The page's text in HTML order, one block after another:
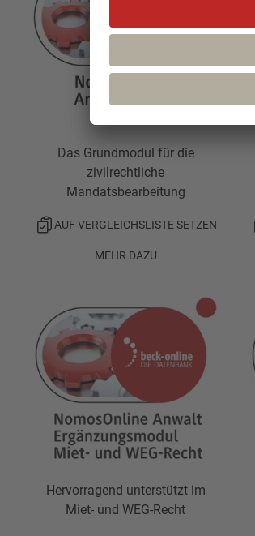
Das Grundmodul für die
zivilrechtliche
Mandatsbearbeitung
AUF VERGLEICHSLISTE SETZEN
MEHR DAZU
Hervorragend unterstützt im
Miet- und WEG-Recht